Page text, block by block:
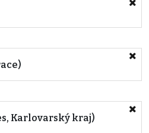
Karlovarský kraj)